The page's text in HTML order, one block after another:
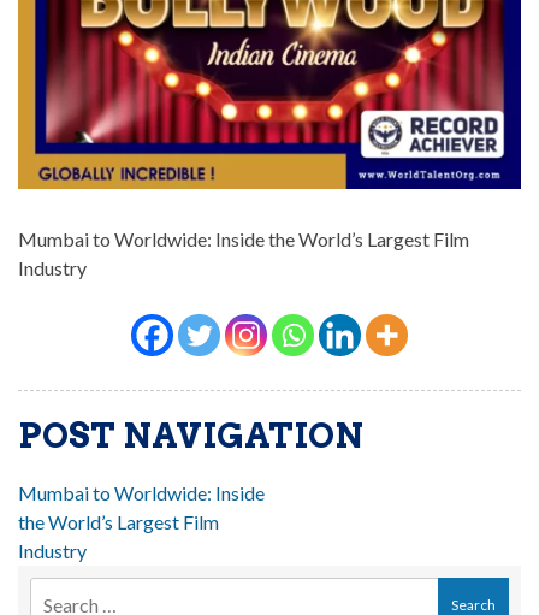
Mumbai to Worldwide: Inside the World’s Largest Film
Industry
POST NAVIGATION
Mumbai to Worldwide: Inside
the World’s Largest Film
Industry